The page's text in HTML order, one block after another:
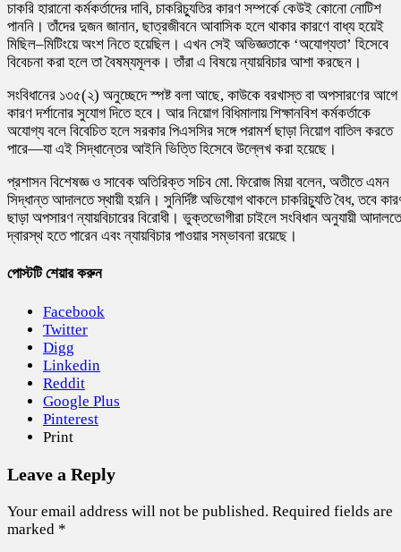
চাকরি হারানো কর্মকর্তাদের দাবি, চাকরিচ্যুতির কারণ সম্পর্কে কেউই কোনো নোটিশ
পাননি। তাঁদের দুজন জানান, ছাত্রজীবনে আবাসিক হলে থাকার কারণে বাধ্য হয়েই
মিছিল–মিটিংয়ে অংশ নিতে হয়েছিল। এখন সেই অভিজ্ঞতাকে ‘অযোগ্যতা’ হিসেবে
বিবেচনা করা হলে তা বৈষম্যমূলক। তাঁরা এ বিষয়ে ন্যায়বিচার আশা করছেন।
সংবিধানের ১৩৫(২) অনুচ্ছেদে স্পষ্ট বলা আছে, কাউকে বরখাস্ত বা অপসারণের আগে
কারণ দর্শানোর সুযোগ দিতে হবে। আর নিয়োগ বিধিমালায় শিক্ষানবিশ কর্মকর্তাকে
অযোগ্য বলে বিবেচিত হলে সরকার পিএসসির সঙ্গে পরামর্শ ছাড়া নিয়োগ বাতিল করতে
পারে—যা এই সিদ্ধান্তের আইনি ভিত্তি হিসেবে উল্লেখ করা হয়েছে।
প্রশাসন বিশেষজ্ঞ ও সাবেক অতিরিক্ত সচিব মো. ফিরোজ মিয়া বলেন, অতীতে এমন
সিদ্ধান্ত আদালতে স্থায়ী হয়নি। সুনির্দিষ্ট অভিযোগ থাকলে চাকরিচ্যুতি বৈধ, তবে
ছাড়া অপসারণ ন্যায়বিচারের বিরোধী। ভুক্তভোগীরা চাইলে সংবিধান অনুযায়ী
দ্বারস্থ হতে পারেন এবং ন্যায়বিচার পাওয়ার সম্ভাবনা রয়েছে।
পোস্টটি শেয়ার করুন
Facebook
Twitter
Digg
Linkedin
Reddit
Google Plus
Pinterest
Print
Leave a Reply
Your email address will not be published. Required fields are
marked *